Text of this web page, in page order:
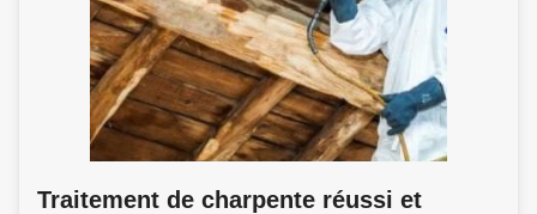
Traitement de charpente réussi et